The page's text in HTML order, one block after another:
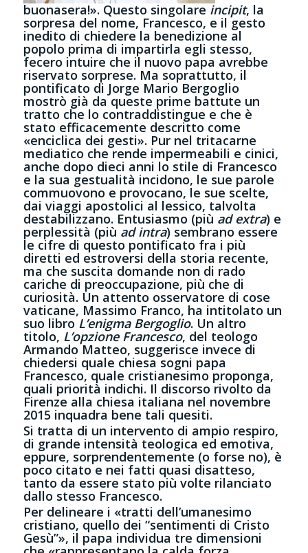
buonasera!». Questo singolare incipit, la
sorpresa del nome, Francesco, e il gesto
inedito di chiedere la benedizione al
popolo prima di impartirla egli stesso,
fecero intuire che il nuovo papa avrebbe
riservato sorprese. Ma soprattutto, il
pontificato di Jorge Mario Bergoglio
mostrò già da queste prime battute un
tratto che lo contraddistingue e che è
stato efficacemente descritto come
«enciclica dei gesti». Pur nel tritacarne
mediatico che rende impermeabili e cinici,
anche dopo dieci anni lo stile di Francesco
e la sua gestualità incidono, le sue parole
commuovono e provocano, le sue scelte,
dai viaggi apostolici al lessico, talvolta
destabilizzano. Entusiasmo (più ad extra) e
perplessità (più ad intra) sembrano essere
le cifre di questo pontificato fra i più
diretti ed estroversi della storia recente,
ma che suscita domande non di rado
cariche di preoccupazione, più che di
curiosità. Un attento osservatore di cose
vaticane, Massimo Franco, ha intitolato un
suo libro L’enigma Bergoglio. Un altro
titolo, L’opzione Francesco, del teologo
Armando Matteo, suggerisce invece di
chiedersi quale chiesa sogni papa
Francesco, quale cristianesimo proponga,
quali priorità indichi. Il discorso rivolto da
Firenze alla chiesa italiana nel novembre
2015 inquadra bene tali quesiti.
Si tratta di un intervento di ampio respiro,
di grande intensità teologica ed emotiva,
eppure, sorprendentemente (o forse no), è
poco citato e nei fatti quasi disatteso,
tanto da essere stato più volte rilanciato
dallo stesso Francesco.
Per delineare i «tratti dell’umanesimo
cristiano, quello dei “sentimenti di Cristo
Gesù”», il papa individua tre dimensioni